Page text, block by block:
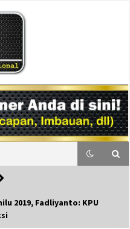
2019, Fadliyanto: KPU